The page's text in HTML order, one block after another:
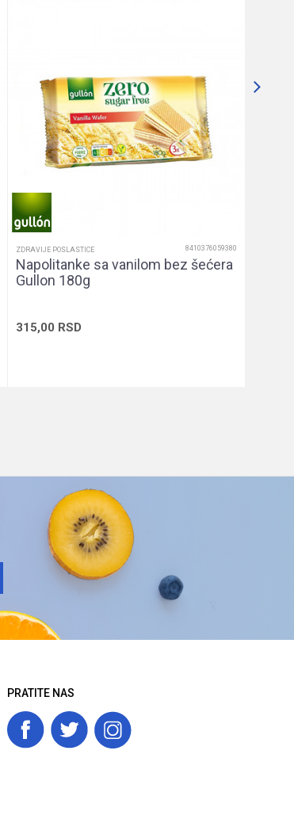
ZDRAVIJE POSLASTICE 8410376059380
Napolitanke sa vanilom bez šećera
Gullon 180g
315,00 RSD
PRATITE NAS